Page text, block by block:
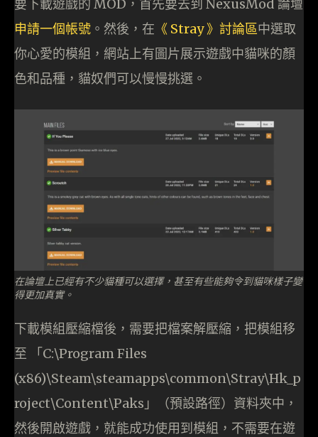
要下載遊戲的 MOD，首先要去到 NexusMod 論壇
申請一個帳號 。然後，在 《 Stray 》討論區中選取
你心愛的模組，網站上有圖片展示遊戲中貓咪的顏
色和品種，貓奴們可以慢慢挑選。
在論壇上已經有不少貓種可以選擇，甚至有些能夠令到貓咪樣子變
得更加真實。
下載模組壓縮檔後，需要把檔案解壓縮，把模組移
至 「C:\Program Files
(x86)\Steam\steamapps\common\Stray\Hk_p
roject\Content\Paks」（預設路徑）資料夾中，
然後開啟遊戲，就能成功使用到模組，不需要在遊